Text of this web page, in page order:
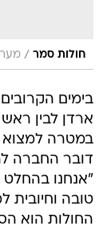
חולות סמר /
בימים
ארדן לבין
במטרה למצוא
דובר החברה
"אנחנו
טובה וחיובית
החולות הוא